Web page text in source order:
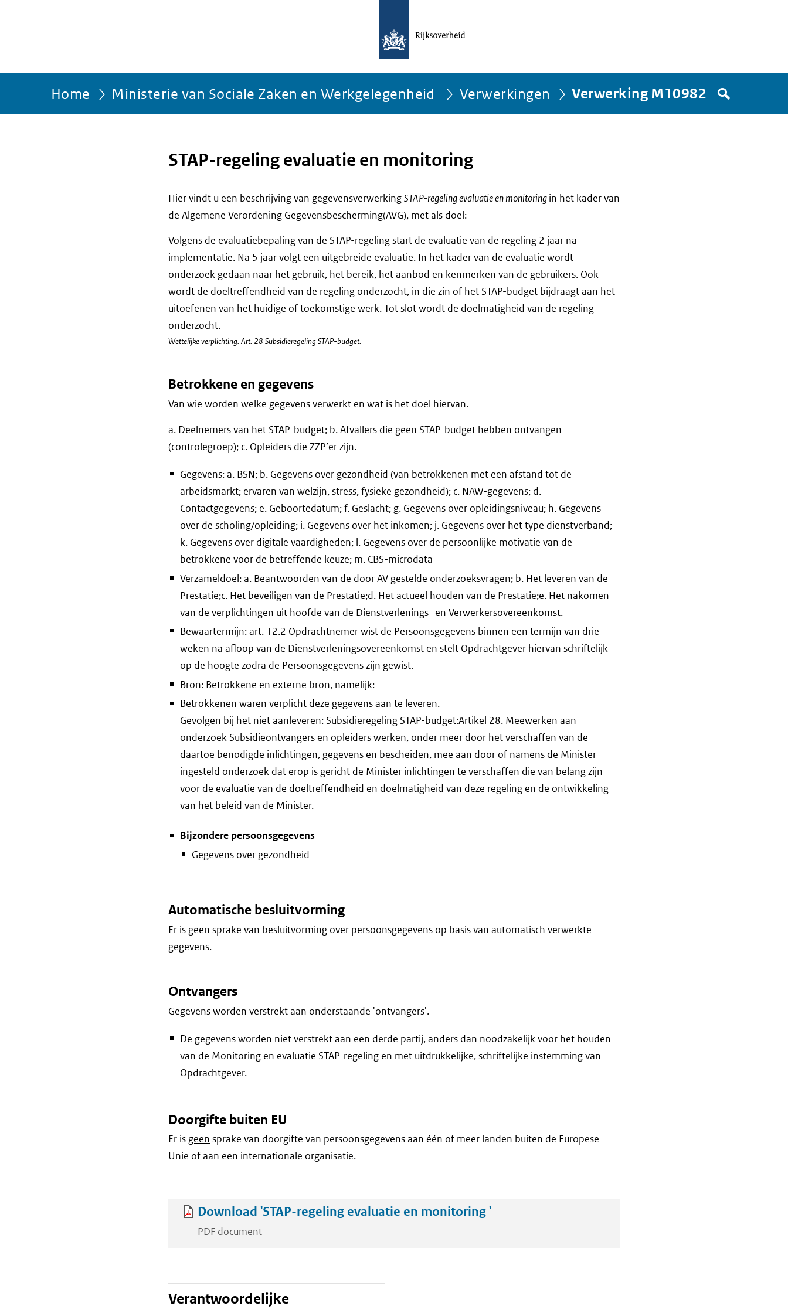
Home Ministerie van Sociale Zaken en Werkgelegenheid Verwerkingen Verwerking M10982
Zoek
in
het
STAP-regeling evaluatie en monitoring
Hier vindt u een beschrijving van gegevensverwerkingSTAP-regeling evaluatie en monitoringin het kader van
de Algemene Verordening Gegevensbescherming(AVG), met als doel:
Volgens de evaluatiebepaling van de STAP-regeling start de evaluatie van de regeling 2 jaar na
implementatie. Na 5 jaar volgt een uitgebreide evaluatie. In het kader van de evaluatie wordt
onderzoek gedaan naar het gebruik, het bereik, het aanbod en kenmerken van de gebruikers. Ook
wordt de doeltreffendheid van de regeling onderzocht, in die zin of het STAP-budget bijdraagt aan het
uitoefenen van het huidige of toekomstige werk. Tot slot wordt de doelmatigheid van de regeling
onderzocht.
Wettelijke verplichting. Art. 28 Subsidieregeling STAP-budget.
Betrokkene en gegevens
Van wie worden welke gegevens verwerkt en wat is het doel hiervan.
a. Deelnemers van het STAP-budget; b. Afvallers die geen STAP-budget hebben ontvangen
(controlegroep); c. Opleiders die ZZP’er zijn.
Gegevens: a. BSN; b. Gegevens over gezondheid (van betrokkenen met een afstand tot de
arbeidsmarkt; ervaren van welzijn, stress, fysieke gezondheid); c. NAW-gegevens; d.
Contactgegevens; e. Geboortedatum; f. Geslacht; g. Gegevens over opleidingsniveau; h. Gegevens
over de scholing/opleiding; i. Gegevens over het inkomen; j. Gegevens over het type dienstverband;
k. Gegevens over digitale vaardigheden; l. Gegevens over de persoonlijke motivatie van de
betrokkene voor de betreffende keuze; m. CBS-microdata
Verzameldoel: a. Beantwoorden van de door AV gestelde onderzoeksvragen; b. Het leveren van de
Prestatie;c. Het beveiligen van de Prestatie;d. Het actueel houden van de Prestatie;e. Het nakomen
van de verplichtingen uit hoofde van de Dienstverlenings- en Verwerkersovereenkomst.
Bewaartermijn: art. 12.2 Opdrachtnemer wist de Persoonsgegevens binnen een termijn van drie
weken na afloop van de Dienstverleningsovereenkomst en stelt Opdrachtgever hiervan schriftelijk
op de hoogte zodra de Persoonsgegevens zijn gewist.
Bron: Betrokkene en externe bron, namelijk:
Betrokkenen waren verplicht deze gegevens aan te leveren.
Gevolgen bij het niet aanleveren: Subsidieregeling STAP-budget:Artikel 28. Meewerken aan
onderzoek Subsidieontvangers en opleiders werken, onder meer door het verschaffen van de
daartoe benodigde inlichtingen, gegevens en bescheiden, mee aan door of namens de Minister
ingesteld onderzoek dat erop is gericht de Minister inlichtingen te verschaffen die van belang zijn
voor de evaluatie van de doeltreffendheid en doelmatigheid van deze regeling en de ontwikkeling
van het beleid van de Minister.
Bijzondere persoonsgegevens
Gegevens over gezondheid
Automatische besluitvorming
Er is geen sprake van besluitvorming over persoonsgegevens op basis van automatisch verwerkte
gegevens.
Ontvangers
Gegevens worden verstrekt aan onderstaande 'ontvangers'.
De gegevens worden niet verstrekt aan een derde partij, anders dan noodzakelijk voor het houden
van de Monitoring en evaluatie STAP-regeling en met uitdrukkelijke, schriftelijke instemming van
Opdrachtgever.
Doorgifte buiten EU
Er is geen sprake van doorgifte van persoonsgegevens aan één of meer landen buiten de Europese
Unie of aan een internationale organisatie.
Download 'STAP-regeling evaluatie en monitoring '
PDF document
Verantwoordelijke